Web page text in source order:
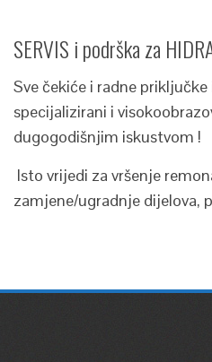
SERVIS i podrška za
Sve čekiće i radne
specijalizirani i
dugogodišnjim iskustvom !
Isto vrijedi za vršenje
zamjene/ugradnje dijelova,